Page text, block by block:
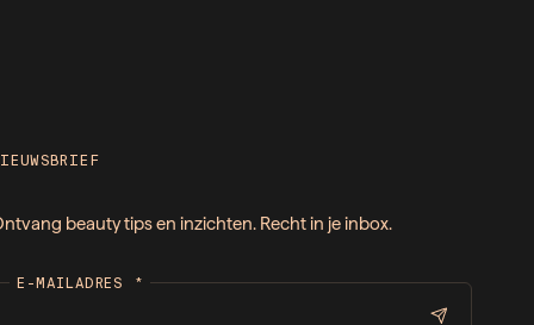
beauty tips en inzichten. Recht in je inbox.
E-MAILADRES *